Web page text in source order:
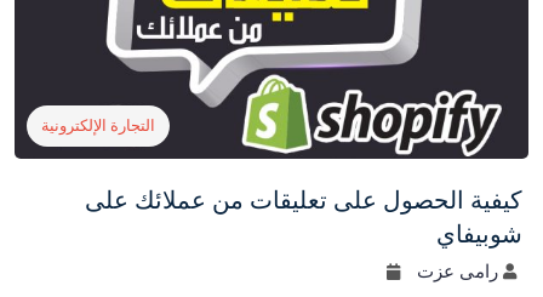
التجارة الإلكترونية
كيفية الحصول على تعليقات من عملائك على
شوبيفاي
رامى عزت